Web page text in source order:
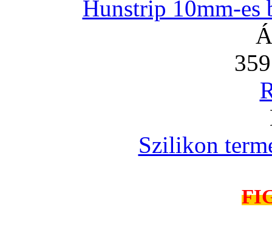
Hunstrip 10mm-es
Szilikon